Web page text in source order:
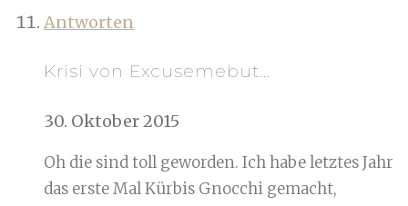
Antworten
Krisi von Excusemebut...
30. Oktober 2015
Oh die sind toll geworden. Ich habe letztes Jahr
das erste Mal Kürbis Gnocchi gemacht,